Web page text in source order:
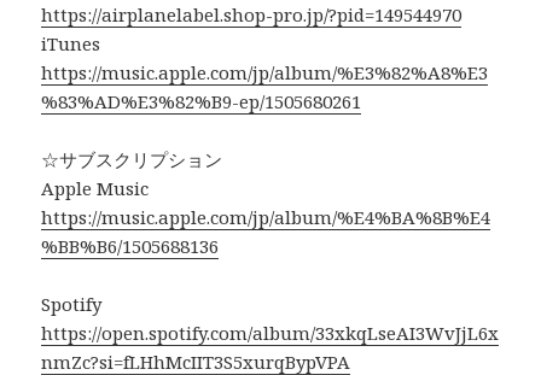
https://airplanelabel.shop-pro.jp/?pid=149544970
iTunes
https://music.apple.com/jp/album/%E3%82%A8%E3
%83%AD%E3%82%B9-ep/1505680261
☆サブスクリプション
Apple Music
https://music.apple.com/jp/album/%E4%BA%8B%E4
%BB%B6/1505688136
Spotify
https://open.spotify.com/album/33xkqLseAI3WvJjL6x
nmZc?si=fLHhMcIIT3S5xurqBypVPA